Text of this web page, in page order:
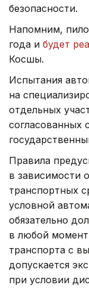
безопасности.
Напомним,
года и будет
Косшы.
Испытания
на
отдельных
согласованных
Правила
в зависимости
транспортных
условной
обязательно
в любой момент
транспорта с
допускается
при условии